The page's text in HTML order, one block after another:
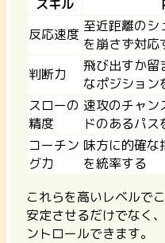
スキル
反応速度 至近距離のシ
を崩さず対応
判断力
飛び出すか留
なポジション
スローの
精度
速攻のチャン
ドのあるパス
コーチン
グ力
味方に的確な
を統率する
これらを高いレベルで
安定させるだけでなく
ントロールできます。